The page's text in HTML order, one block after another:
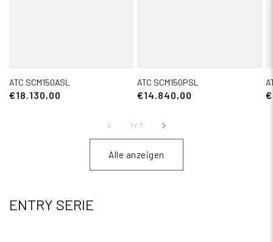
ATC SCM150ASL
€18.130,00
ATC SCM150PSL
€14.840,00
1 / 7
Alle anzeigen
ENTRY SERIE